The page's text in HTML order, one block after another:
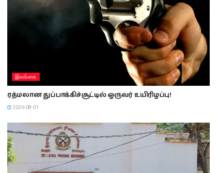
இலங்கை
ரத்மலான துப்பாக்கிச்சூட்டில் ஒருவர் உயிரிழப்பு!
2026-08-01